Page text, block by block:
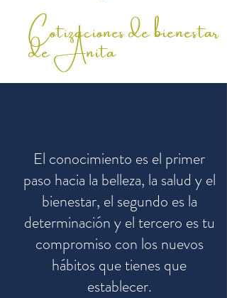
Cotizaciones de bienestar
de Anita
El conocimiento es el primer
paso hacia la belleza, la salud y el
bienestar, el segundo es la
determinación y el tercero es tu
compromiso con los nuevos
hábitos que tienes que
establecer.